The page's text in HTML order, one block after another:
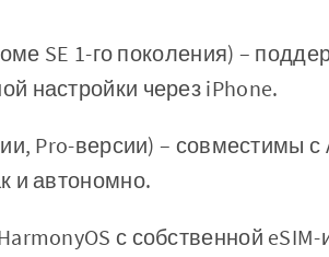
SE 1-го поколения) –
настройки через iPhone.
Pro-версии) – совместимы
и автономно.
с собственной